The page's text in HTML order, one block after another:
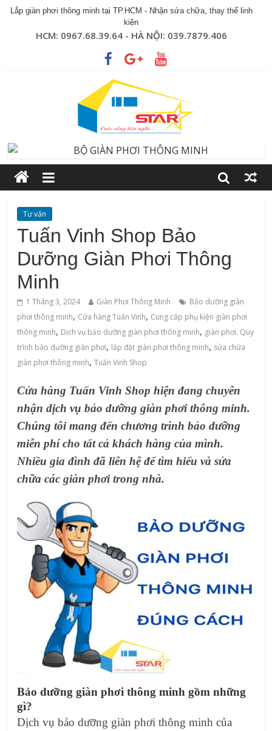
Lắp giàn phơi thông minh tại TP.HCM - Nhận sửa chữa, thay thế linh
kiện
HCM: 0967.68.39.64 - HÀ NỘI: 039.7879.406
Tư vấn
Tuấn Vinh Shop Bảo
Dưỡng Giàn Phơi Thông
Minh
1 Tháng 3, 2024 Giàn Phơi Thông Minh
Bảo dưỡng giàn
phơi thông minh, Cửa hàng Tuấn Vinh, Cung cấp phụ kiện giàn phơi
thông minh, Dịch vụ bảo dưỡng giàn phơi thông minh, giàn phơi. Quy
trình bảo dưỡng giàn phơi, lắp đặt giàn phơi thông minh, sửa chữa
giàn phơi thông minh,Tuấn Vinh Shop
Cửa hàng Tuấn Vinh Shop hiện đang chuyên
nhận dịch vụ bảo dưỡng giàn phơi thông minh.
Chúng tôi mang đến chương trình bảo dưỡng
miễn phí cho tất cả khách hàng của mình.
Nhiều gia đình đã liên hệ để tìm hiểu và sửa
chữa các giàn phơi trong nhà.
Bảo dưỡng giàn phơi thông minh gồm những
gì?
Dịch vụ bảo dưỡng giàn phơi thông minh của